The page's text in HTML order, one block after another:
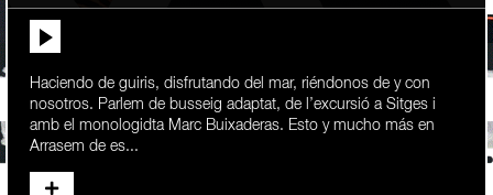
Haciendo de guiris, disfrutando del mar, riéndonos de y con
nosotros. Parlem de busseig adaptat, de l’excursió a Sitges i
amb el monologidta Marc Buixaderas. Esto y mucho más en
Arrasem de es...